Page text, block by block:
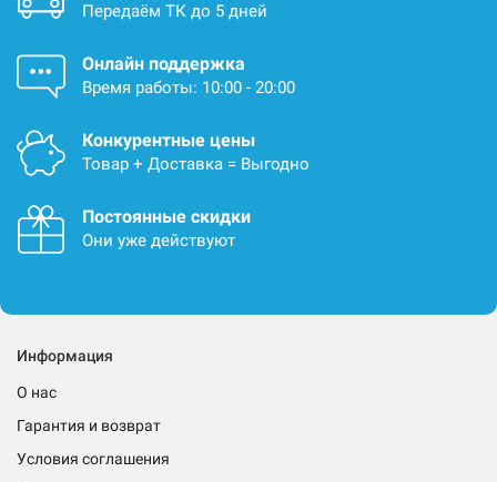
Передаём ТК до 5 дней
Онлайн поддержка
Время работы: 10:00 - 20:00
Конкурентные цены
Товар + Доставка = Выгодно
Постоянные скидки
Они уже действуют
Информация
О нас
Гарантия и возврат
Условия соглашения